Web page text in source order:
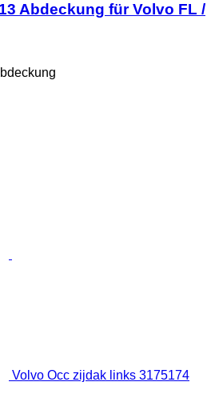
Abdeckung für Volvo FL /
Volvo Occ zijdak links 3175174